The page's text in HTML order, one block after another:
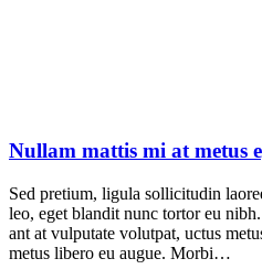
Nullam mattis mi at metus
Sed pretium, ligula sollicitudin
leo, eget blandit nunc tortor eu
ant at vulputate volutpat, uctus
metus libero eu augue. Morbi…